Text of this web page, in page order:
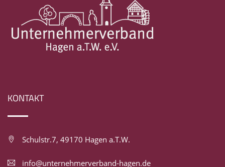
KONTAKT
Schulstr.7, 49170 Hagen a.T.W.
info@unternehmerverband-hagen.de